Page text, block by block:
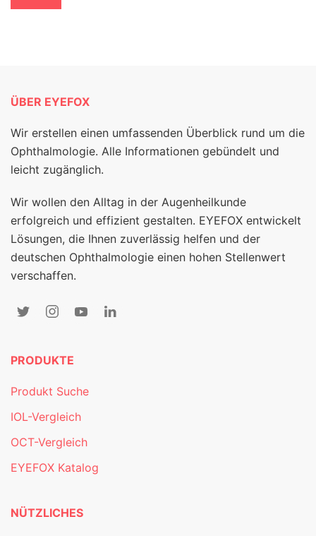
ÜBER EYEFOX
Wir erstellen einen umfassenden Überblick rund um die
Ophthalmologie. Alle Informationen gebündelt und
leicht zugänglich.
Wir wollen den Alltag in der Augenheilkunde
erfolgreich und effizient gestalten. EYEFOX entwickelt
Lösungen, die Ihnen zuverlässig helfen und der
deutschen Ophthalmologie einen hohen Stellenwert
verschaffen.
PRODUKTE
Produkt Suche
IOL-Vergleich
OCT-Vergleich
EYEFOX Katalog
NÜTZLICHES